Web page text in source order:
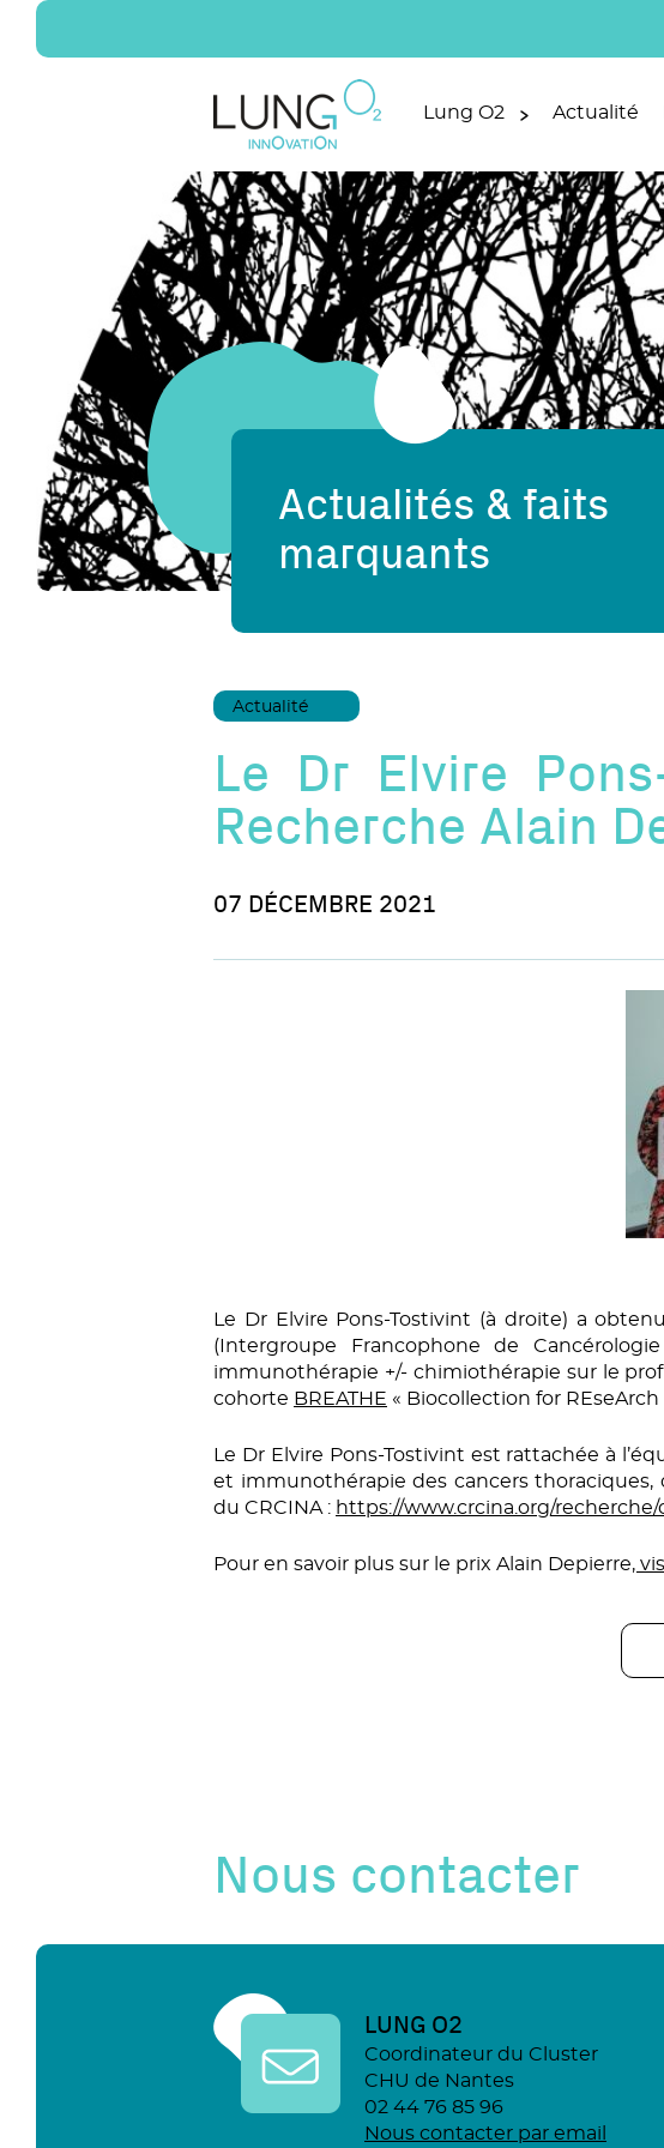
Lung O2 Actualité
Actualités & faits
marquants
Actualité
Le Dr Elvire
Recherche Alain
07 DÉCEMBRE 2021
Le Dr Elvire Pons-Tostivint (à droite) a
(Intergroupe Francophone de
immunothérapie +/- chimiothérapie sur le
cohorte BREATHE « Biocollection for REseArch
Le Dr Elvire Pons-Tostivint est rattachée à
et immunothérapie des cancers
du CRCINA : https://www.crcina.org/
Pour en savoir plus sur le prix Alain Depierre,
Nous contacter
LUNG O2
Coordinateur du Cluster
CHU de Nantes
02 44 76 85 96
Nous contacter par email